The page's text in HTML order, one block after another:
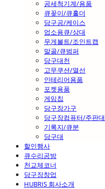
공세척기계/용품
큐꽂이/큐홀더
당구공/케이스
업소용큐/상대
무게볼트/조인트캡
말골/큐범퍼
당구대천
고무쿠션/열선
인테리어용품
포켓용품
게임칩
당구장가구
당구장컴퓨터/주판대
기록지/큐분
당구대
할인행사
큐수리공방
천교체코너
당구장창업
HUBRIS 회사소개